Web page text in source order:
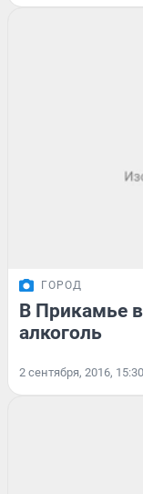
ГОРОД
В Прикамье
алкоголь
2 сентября, 2016, 15:30